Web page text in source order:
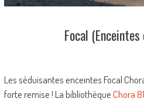
Focal
Les séduisantes enceintes Focal
forte remise ! La bibliothèqueChora